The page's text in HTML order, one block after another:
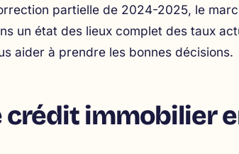
partielle de 2024-2025, le
un état des lieux complet des taux
aider à prendre les bonnes décisions.
crédit immobilier